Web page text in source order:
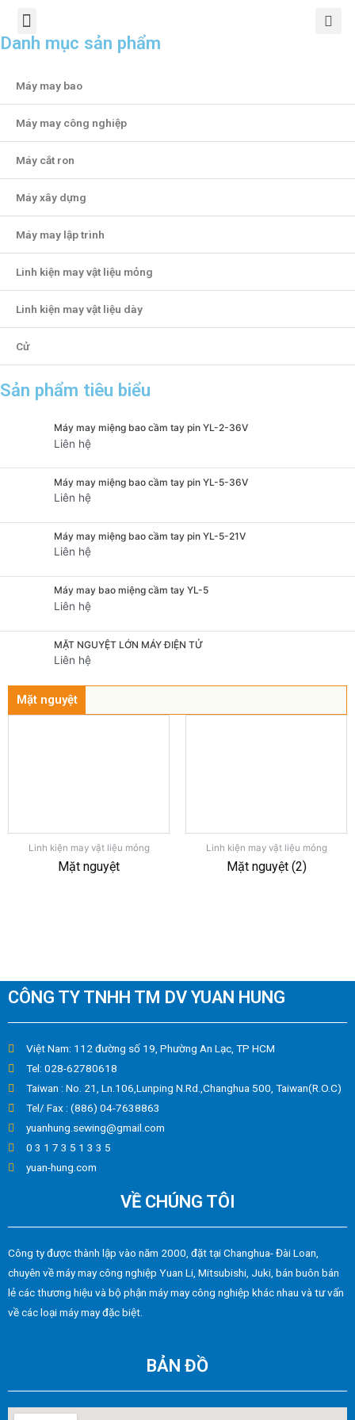
Danh mục sản phẩm
Máy may bao
Máy may công nghiệp
Máy cắt ron
Máy xây dựng
Máy may lập trình
Linh kiện may vật liệu mỏng
Linh kiện may vật liệu dày
Cử
Sản phẩm tiêu biểu
Máy may miệng bao cầm tay pin YL-2-36V
Liên hệ
Máy may miệng bao cầm tay pin YL-5-36V
Liên hệ
Máy may miệng bao cầm tay pin YL-5-21V
Liên hệ
Máy may bao miệng cầm tay YL-5
Liên hệ
MẶT NGUYỆT LỚN MÁY ĐIỆN TỬ
Liên hệ
Mặt nguyệt
Linh kiện may vật liệu mỏng
Mặt nguyệt
Linh kiện may vật liệu mỏng
Mặt nguyệt (2)
CÔNG TY TNHH TM DV YUAN HUNG
Việt Nam: 112 đường số 19, Phường An Lạc, TP HCM
Tel: 028-62780618
Taiwan : No. 21, Ln.106,Lunping N.Rd.,Changhua 500, Taiwan(R.O.C)
Tel/ Fax : (886) 04-7638863
yuanhung.sewing@gmail.com
0 3 1 7 3 5 1 3 3 5
yuan-hung.com
VỀ CHÚNG TÔI
Công ty được thành lập vào năm 2000, đặt tại Changhua- Đài Loan,
chuyên về máy may công nghiệp Yuan Li, Mitsubishi, Juki, bán buôn bán
lẻ các thương hiệu và bộ phận máy may công nghiệp khác nhau và tư vấn
về các loại máy may đặc biệt.
BẢN ĐỒ